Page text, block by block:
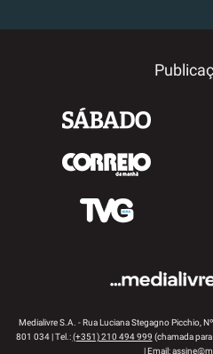
Medialivre S.A. - Rua Luciana Stegagno Picchio,
801 034 | Tel.:(+351) 210 494 999 (chamada
| Email: